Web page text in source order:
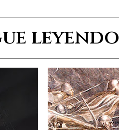
leyendo